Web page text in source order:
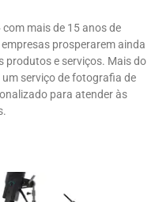
mais de 15 anos de
prosperarem ainda
produtos e serviços. Mais do
serviço de fotografia de
para atender às